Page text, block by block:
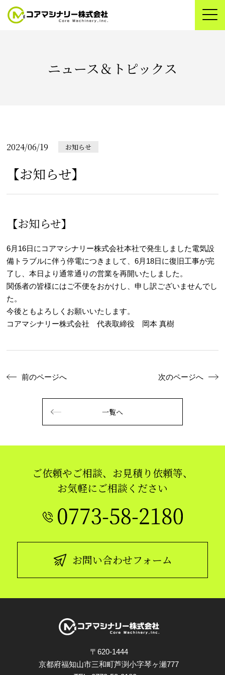
ニュース＆トピックス
2024/06/19 お知らせ
【お知らせ】
【お知らせ】
6月16日にコアマシナリー株式会社本社で発生しました電気設
備トラブルに伴う停電につきまして、6月18日に復旧工事が完
了し、本日より通常通りの営業を再開いたしました。
関係者の皆様にはご不便をおかけし、申し訳ございませんでし
た。
今後ともよろしくお願いいたします。
コアマシナリー株式会社 代表取締役 岡本 真樹
前のページへ 次のページへ
一覧へ
ご依頼やご相談、お見積り依頼等、
お気軽にご相談ください
お問い合わせフォーム
〒620-1444
京都府福知山市三和町芦渕小字琴ヶ瀬777